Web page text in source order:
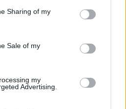
Sharing of my
Sale of my
my
Advertising.
οφέλη από
και